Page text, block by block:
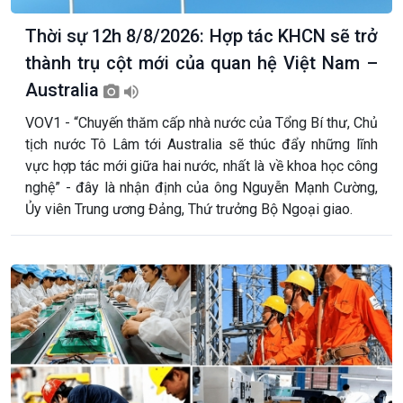
Thời sự 12h 8/8/2026: Hợp tác KHCN sẽ trở
thành trụ cột mới của quan hệ Việt Nam –
Australia
VOV1 - “Chuyến thăm cấp nhà nước của Tổng Bí thư, Chủ
tịch nước Tô Lâm tới Australia sẽ thúc đẩy những lĩnh
vực hợp tác mới giữa hai nước, nhất là về khoa học công
nghệ” - đây là nhận định của ông Nguyễn Mạnh Cường,
Ủy viên Trung ương Đảng, Thứ trưởng Bộ Ngoại giao.